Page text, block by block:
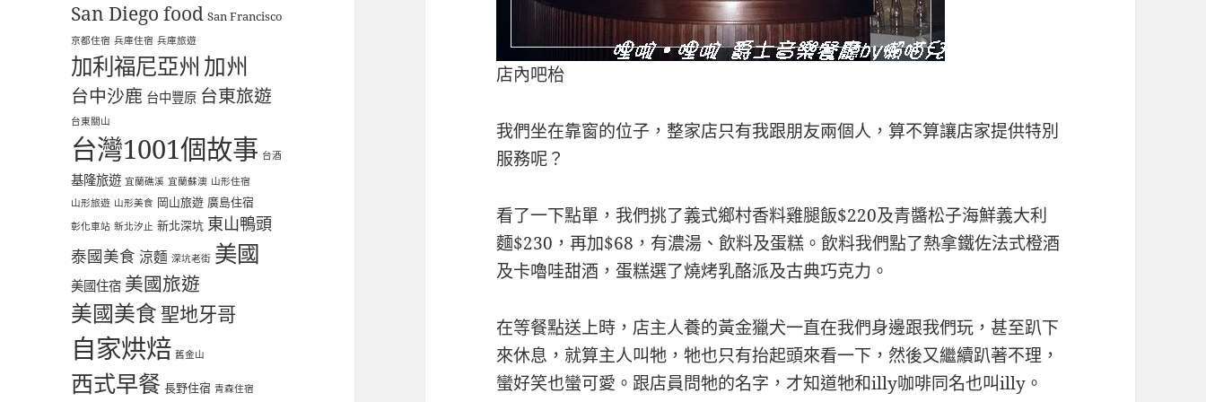
San Diego food San Francisco
京都住宿 兵庫住宿 兵庫旅遊
加利福尼亞州 加州
台中沙鹿 台中豐原 台東旅遊
台東關山
台灣1001個故事 台酒
基隆旅遊 宜蘭礁溪 宜蘭蘇澳 山形住宿
山形旅遊 山形美食 岡山旅遊 廣島住宿
彰化車站 新北汐止 新北深坑 東山鴨頭
泰國美食 涼麵 深坑老街 美國
美國住宿 美國旅遊
美國美食 聖地牙哥
自家烘焙 舊金山
西式早餐 長野住宿 青森住宿
店內吧枱
我們坐在靠窗的位子，整家店只有我跟朋友兩個人，算不算讓店家提供特別
服務呢？
看了一下點單，我們挑了義式鄉村香料雞腿飯$220及青醬松子海鮮義大利
麵$230，再加$68，有濃湯、飲料及蛋糕。飲料我們點了熱拿鐵佐法式橙酒
及卡嚕哇甜酒，蛋糕選了燒烤乳酪派及古典巧克力。
在等餐點送上時，店主人養的黃金獵犬一直在我們身邊跟我們玩，甚至趴下
來休息，就算主人叫牠，牠也只有抬起頭來看一下，然後又繼續趴著不理，
蠻好笑也蠻可愛。跟店員問牠的名字，才知道牠和illy咖啡同名也叫illy。